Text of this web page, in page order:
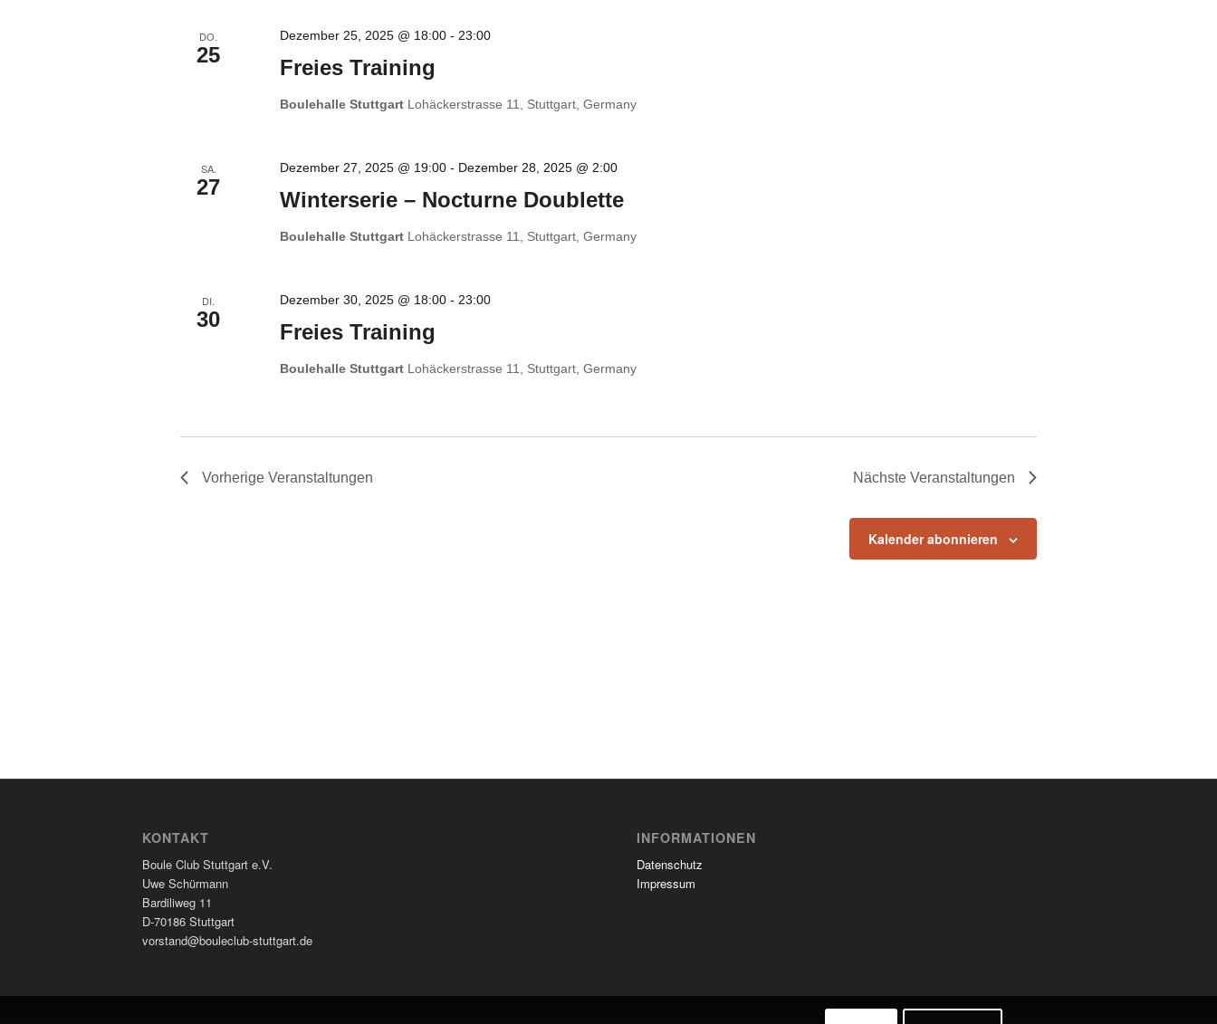
DO.
25
Freies Training
Dezember 25, 2025 @ 18:00 - 23:00
Boulehalle Stuttgart Lohäckerstrasse 11, Stuttgart, Germany
SA.
27
Winterserie – Nocturne Doublette
Dezember 27, 2025 @ 19:00 - Dezember 28, 2025 @ 2:00
Boulehalle Stuttgart Lohäckerstrasse 11, Stuttgart, Germany
DI.
30
Freies Training
Dezember 30, 2025 @ 18:00 - 23:00
Boulehalle Stuttgart Lohäckerstrasse 11, Stuttgart, Germany
Vorherige Veranstaltungen Nächste Veranstaltungen
Kalender abonnieren
KONTAKT
Boule Club Stuttgart e.V.
Uwe Schürmann
Bardiliweg 11
D-70186 Stuttgart
vorstand@bouleclub-stuttgart.de
INFORMATIONEN
Datenschutz
Impressum